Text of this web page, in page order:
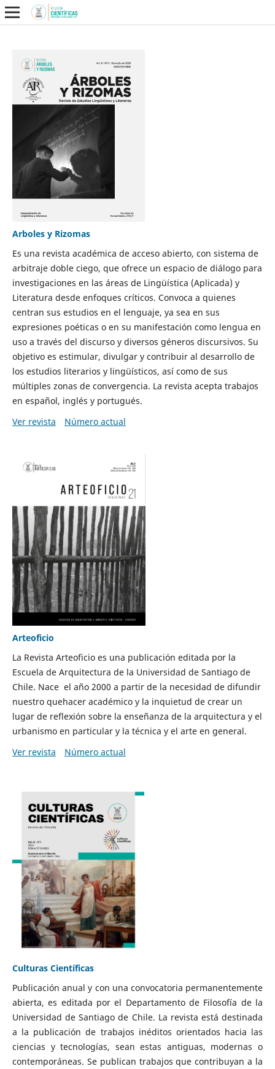
Arboles y Rizomas
Es una revista académica de acceso abierto, con sistema de
arbitraje doble ciego, que ofrece un espacio de diálogo para
investigaciones en las áreas de Lingüística (Aplicada) y
Literatura desde enfoques críticos. Convoca a quienes
centran sus estudios en el lenguaje, ya sea en sus
expresiones poéticas o en su manifestación como lengua en
uso a través del discurso y diversos géneros discursivos. Su
objetivo es estimular, divulgar y contribuir al desarrollo de
los estudios literarios y lingüísticos, así como de sus
múltiples zonas de convergencia. La revista acepta trabajos
en español, inglés y portugués.
Ver revista
Número actual
Arteoficio
La Revista Arteoficio es una publicación editada por la
Escuela de Arquitectura de la Universidad de Santiago de
Chile. Nace el año 2000 a partir de la necesidad de difundir
nuestro quehacer académico y la inquietud de crear un
lugar de reflexión sobre la enseñanza de la arquitectura y el
urbanismo en particular y la técnica y el arte en general.
Ver revista
Número actual
Culturas Científicas
Publicación anual y con una convocatoria permanentemente
abierta, es editada por el Departamento de Filosofía de la
Universidad de Santiago de Chile. La revista está destinada
a la publicación de trabajos inéditos orientados hacia las
ciencias y tecnologías, sean estas antiguas, modernas o
contemporáneas. Se publican trabajos que contribuyan a la